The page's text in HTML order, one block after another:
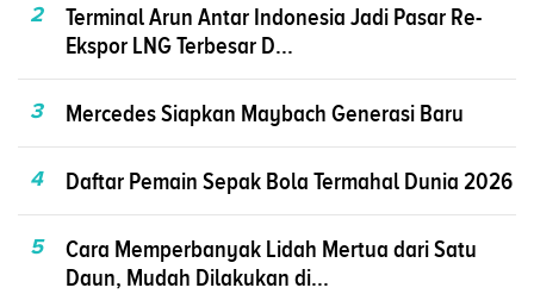
2
Terminal Arun Antar Indonesia Jadi Pasar Re-
Ekspor LNG Terbesar D...
3 Mercedes Siapkan Maybach Generasi Baru
4 Daftar Pemain Sepak Bola Termahal Dunia 2026
5
Cara Memperbanyak Lidah Mertua dari Satu
Daun, Mudah Dilakukan di...